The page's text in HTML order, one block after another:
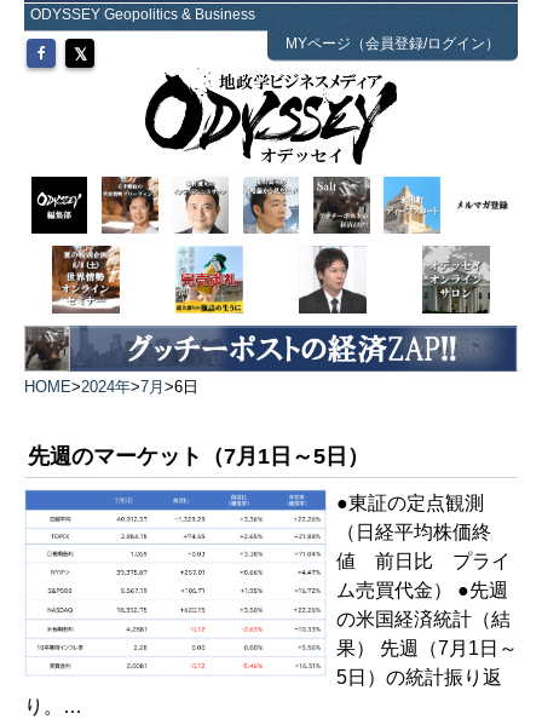
ODYSSEY Geopolitics & Business
MYページ（会員登録/ログイン）
HOME>2024年> 7月 >6日
先週のマーケット（7月1日～5日）
●東証の定点観測
（日経平均株価終
値 前日比 プライ
ム売買代金） ●先週
の米国経済統計（結
果） 先週（7月1日～
5日）の統計振り返
り。…